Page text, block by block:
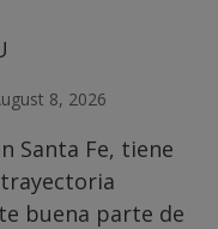
8, 2026
Santa Fe, tiene
buena parte de